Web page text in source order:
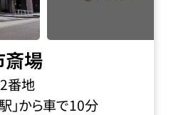
斎場
番地
」から車で10分